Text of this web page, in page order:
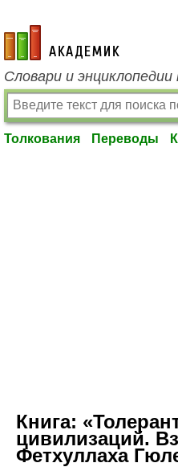
academic.ru
Словари и
Толкования Переводы
Книга:
цивилизаций.
Фетхуллаха